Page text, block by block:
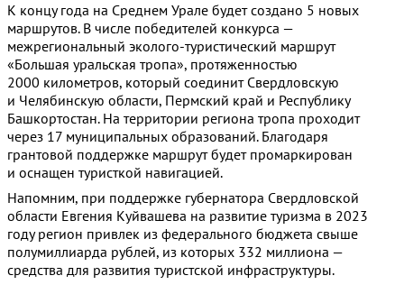
К концу года на Среднем Урале будет создано 5 новых
маршрутов. В числе победителей конкурса —
межрегиональный эколого-туристический маршрут
«Большая уральская тропа», протяженностью
2000 километров, который соединит Свердловскую
и Челябинскую области, Пермский край и Республику
Башкортостан. На территории региона тропа проходит
через 17 муниципальных образований. Благодаря
грантовой поддержке маршрут будет промаркирован
и оснащен туристкой навигацией.
Напомним, при поддержке губернатора Свердловской
области Евгения Куйвашева на развитие туризма в 2023
году регион привлек из федерального бюджета свыше
полумиллиарда рублей, из которых 332 миллиона —
средства для развития туристской инфраструктуры.